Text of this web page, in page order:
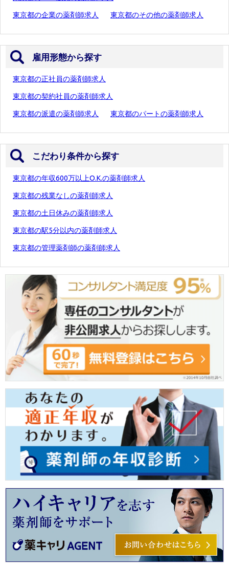
東京都の企業の薬剤師求人 東京都のその他の薬剤師求人
雇用形態から探す
東京都の正社員の薬剤師求人
東京都の契約社員の薬剤師求人
東京都の派遣の薬剤師求人 東京都のパートの薬剤師求人
こだわり条件から探す
東京都の年収600万以上O.K.の薬剤師求人
東京都の残業なしの薬剤師求人
東京都の土日休みの薬剤師求人
東京都の駅5分以内の薬剤師求人
東京都の管理薬剤師の薬剤師求人